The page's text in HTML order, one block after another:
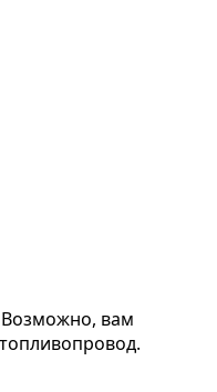
Возможно, вам